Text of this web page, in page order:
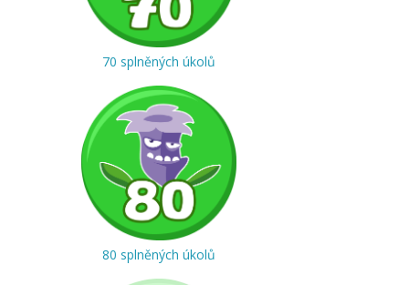
70 splněných úkolů
80 splněných úkolů